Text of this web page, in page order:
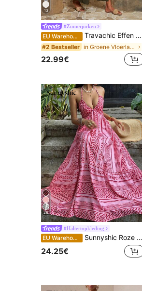
13
#Zomerjurken
EU Warehouse Travachic Effen geweven V-halsjurk voor dames
#2 Bestseller in Groene Vloerlange jurken
22.99€
26
#Haltertopkleding
EU Warehouse Sunnyshic Roze digitale print getailleerde taille vakantie-stijl diepe V-hals halter rugloze strikjurk
24.25€